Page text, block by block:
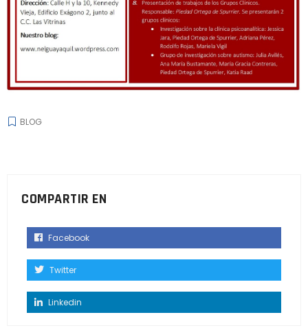
BLOG
COMPARTIR EN
Facebook
Twitter
Linkedin